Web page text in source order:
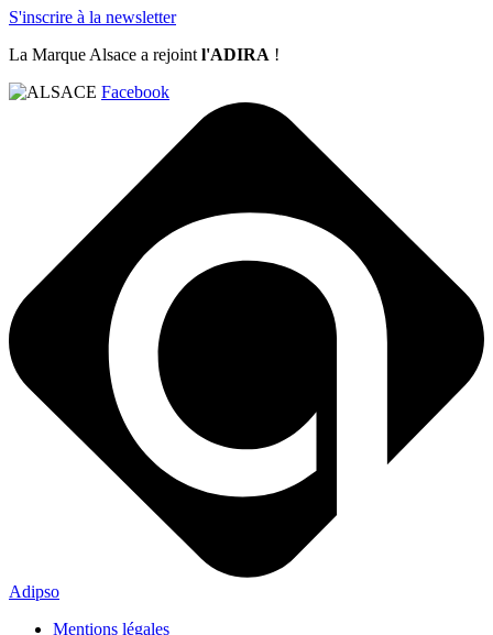
S'inscrire à la newsletter
La Marque Alsace a rejointl'ADIRA !
Facebook
Adipso
Mentions légales